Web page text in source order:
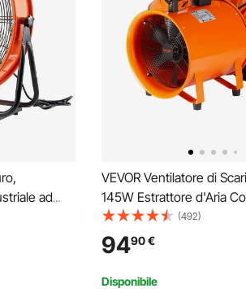
ad
8700
360°,
VEVOR Ventilatore di
145W Estrattore d'Aria
Industriale 203mm Tubo
Volume d'Aria 1020 CFM
Scarico per Estrarre
Velocità 2900 giri/min
(492)
9490€
Disponibile